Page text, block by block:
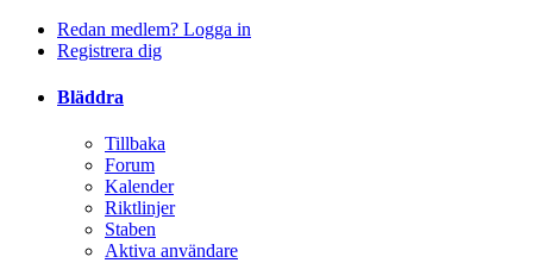
Redan medlem? Logga in
Registrera dig
Bläddra
Tillbaka
Forum
Kalender
Riktlinjer
Staben
Aktiva användare